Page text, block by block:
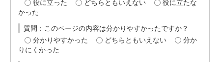
役に立った
どちらともいえない
役に立たな
かった
質問：このページの内容は分かりやすかったですか？
分かりやすかった
どちらともいえない
分か
りにくかった